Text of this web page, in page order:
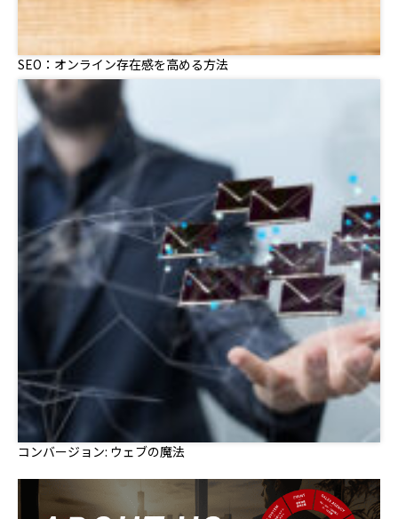
SEO：オンライン存在感を高める方法
コンバージョン: ウェブの魔法